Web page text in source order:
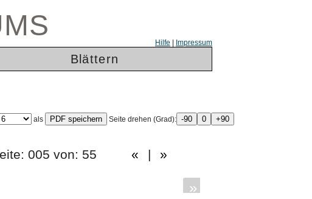
Hilfe Impressum
Blättern
als Seite drehen (Grad):
Seite: 005 von: 55 « | »
»